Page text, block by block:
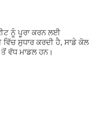
ਨੂੰ ਪੂਰਾ ਕਰਨ ਲਈ
ਸੁਧਾਰ ਕਰਦੀ ਹੈ, ਸਾਡੇ ਕੋਲ
ਵੱਧ ਮਾਡਲ ਹਨ।